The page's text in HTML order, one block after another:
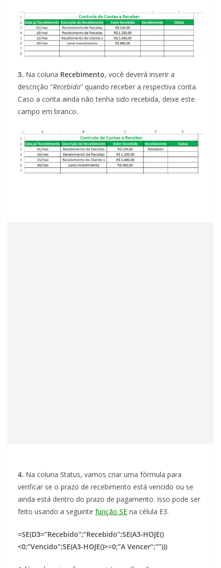
3. Na coluna Recebimento, você deverá inserir a
descrição “Recebido” quando receber a respectiva conta.
Caso a conta ainda não tenha sido recebida, deixe este
campo em branco.
4. Na coluna Status, vamos criar uma fórmula para
verificar se o prazo de recebimento está vencido ou se
ainda está dentro do prazo de pagamento. Isso pode ser
feito usando a seguinte função SE na célula E3.
=SE(D3=”Recebido”;”Recebido”;SE(A3-HOJE()
<0;”Vencido”;SE(A3-HOJE()>=0;”A Vencer”;””)))